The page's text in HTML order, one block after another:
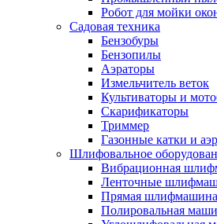
Робот для мойки
Садовая техника
Бензобуры
Бензопилы
Аэраторы
Измельчитель веток
Культиваторы и
Скарификаторы
Триммер
Газонные катки и
Шлифовальное
Вибрационная
Ленточные
Прямая шлифмашина
Полировальная